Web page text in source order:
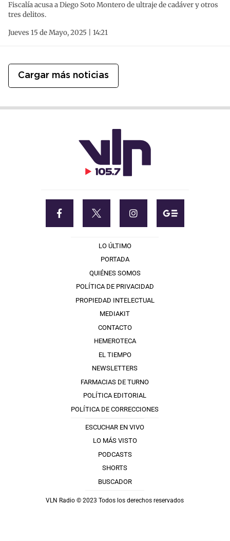
Fiscalía acusa a Diego Soto Montero de ultraje de cadáver y otros
tres delitos.
Jueves 15 de Mayo, 2025 | 14:21
Cargar más noticias
LO ÚLTIMO
PORTADA
QUIÉNES SOMOS
POLÍTICA DE PRIVACIDAD
PROPIEDAD INTELECTUAL
MEDIAKIT
CONTACTO
HEMEROTECA
EL TIEMPO
NEWSLETTERS
FARMACIAS DE TURNO
POLÍTICA EDITORIAL
POLÍTICA DE CORRECCIONES
ESCUCHAR EN VIVO
LO MÁS VISTO
PODCASTS
SHORTS
BUSCADOR
VLN Radio © 2023 Todos los derechos reservados